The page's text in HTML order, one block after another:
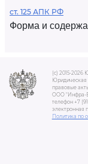
ст. 125 АПК РФ
Форма и
(c) 2015-
Юридическая
правовые
ООО "Инфра-
телефон +7
электронная
Политика по